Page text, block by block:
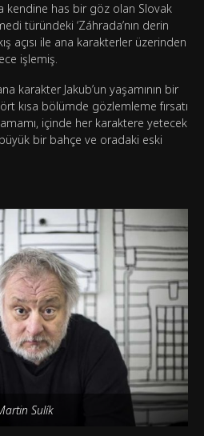
kendine has bir göz olan Slovak
türündeki ‘Záhrada’nın derin
açısı ile ana karakterler üzerinden
işlemiş.
karakter Jakub’un yaşamının bir
kısa bölümde gözlemleme fırsatı
içinde her karaktere yetecek
bir bahçe ve oradaki eski
Sulík